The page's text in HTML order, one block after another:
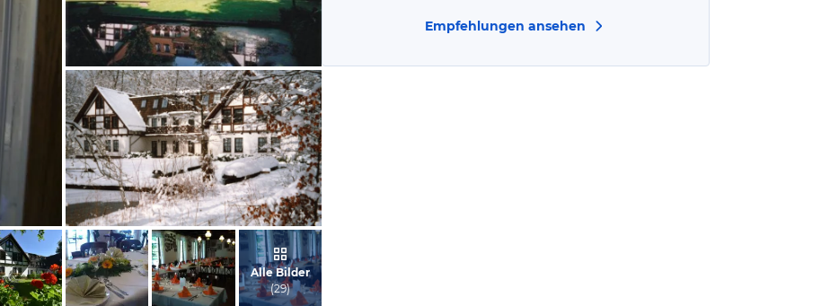
vom Hotelier, Februar 2013
vom Hotelier, Februar 2013
Alle Bilder
(29)
Empfehlungen ansehen